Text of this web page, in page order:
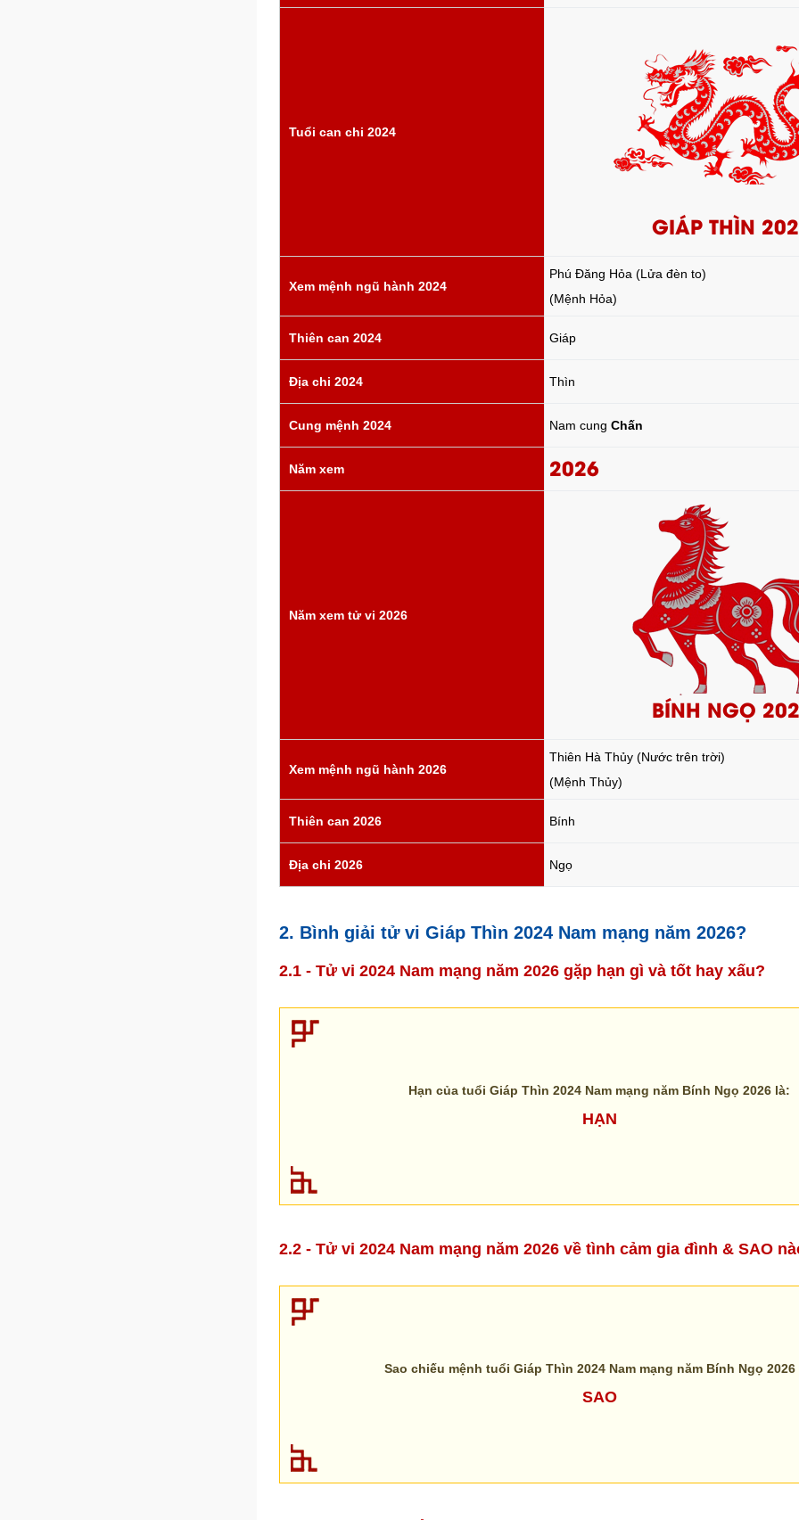
Tuổi can chi 2024
GIÁP THÌN
Xem mệnh ngũ hành 2024
Phú Đăng Hỏa (Lửa đèn to)
(Mệnh Hỏa)
Thiên can 2024 Giáp
Địa chi 2024 Thìn
Cung mệnh 2024 Nam cung Chấn
Năm xem 2026
Năm xem tử vi 2026
BÍNH NGỌ
Xem mệnh ngũ hành 2026
Thiên Hà Thủy (Nước trên trời)
(Mệnh Thủy)
Thiên can 2026 Bính
Địa chi 2026 Ngọ
2. Bình giải tử vi Giáp Thìn 2024 Nam mạng năm 2026?
2.1 - Tử vi 2024 Nam mạng năm 2026 gặp hạn gì và tốt hay xấu?
Hạn của tuổi Giáp Thìn 2024 Nam mạng năm Bính Ngọ 2026 là:
HẠN
2.2 - Tử vi 2024 Nam mạng năm 2026 về tình cảm gia đình & SAO
Sao chiếu mệnh tuổi Giáp Thìn 2024 Nam mạng năm Bính Ngọ 2026
SAO